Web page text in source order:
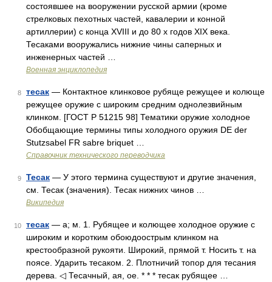
состоявшее на вооружении русской армии (кроме
стрелковых пехотных частей, кавалерии и конной
артиллерии) с конца XVIII и до 80 х годов XIX века.
Тесаками вооружались нижние чины саперных и
инженерных частей …
Военная энциклопедия
8 тесак — Контактное клинковое рубяще режущее и колюще
режущее оружие с широким средним однолезвийным
клинком. [ГОСТ Р 51215 98] Тематики оружие холодное
Обобщающие термины типы холодного оружия DE der
Stutzsabel FR sabre briquet …
Справочник технического переводчика
9 Тесак — У этого термина существуют и другие значения,
см. Тесак (значения). Тесак нижних чинов …
Википедия
10 тесак — а; м. 1. Рубящее и колющее холодное оружие с
широким и коротким обоюдоострым клинком на
крестообразной рукояти. Широкий, прямой т. Носить т. на
поясе. Ударить тесаком. 2. Плотничий топор для тесания
дерева. ◁ Тесачный, ая, ое. * * * тесак рубящее …